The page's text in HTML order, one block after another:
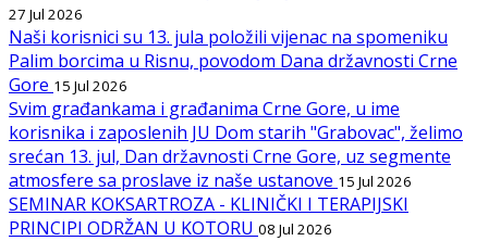
27 Jul 2026
Naši korisnici su 13. jula položili vijenac na spomeniku
Palim borcima u Risnu, povodom Dana državnosti Crne
Gore 15 Jul 2026
Svim građankama i građanima Crne Gore, u ime
korisnika i zaposlenih JU Dom starih "Grabovac", želimo
srećan 13. jul, Dan državnosti Crne Gore, uz segmente
atmosfere sa proslave iz naše ustanove 15 Jul 2026
SEMINAR KOKSARTROZA - KLINIČKI I TERAPIJSKI
PRINCIPI ODRŽAN U KOTORU 08 Jul 2026